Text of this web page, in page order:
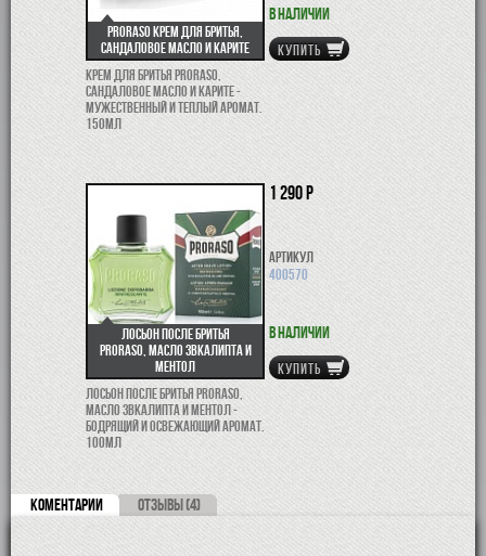
Proraso крем для бритья,
сандаловое масло и карите
Крем для бритья Proraso,
сандаловое масло и карите -
мужественный и теплый аромат.
150мл
В наличии
КУПИТЬ
Лосьон после бритья
Proraso, масло звкалипта и
ментол
Лосьон после бритья Proraso,
масло звкалипта и ментол -
бодрящий и освежающий аромат.
100мл
1 290 р
Артикул
400570
В наличии
КУПИТЬ
КОМЕНТАРИИ ОТЗЫВЫ (4)